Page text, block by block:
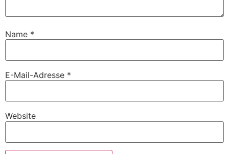
Name *
E-Mail-Adresse *
Website